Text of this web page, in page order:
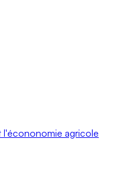
l'écononomie agricole